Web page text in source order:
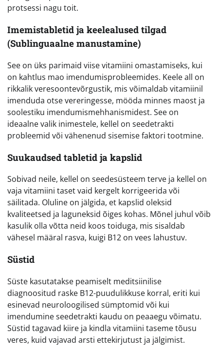
protsessi nagu toit.
Imemistabletid ja keelealused tilgad
(Sublinguaalne manustamine)
See on üks parimaid viise vitamiini omastamiseks, kui
on kahtlus mao imendumisprobleemides. Keele all on
rikkalik veresoontevõrgustik, mis võimaldab vitamiinil
imenduda otse vereringesse, mööda minnes maost ja
soolestiku imendumismehhanismidest. See on
ideaalne valik inimestele, kellel on seedetrakti
probleemid või vähenenud sisemise faktori tootmine.
Suukaudsed tabletid ja kapslid
Sobivad neile, kellel on seedesüsteem terve ja kellel on
vaja vitamiini taset vaid kergelt korrigeerida või
säilitada. Oluline on jälgida, et kapslid oleksid
kvaliteetsed ja laguneksid õiges kohas. Mõnel juhul võib
kasulik olla võtta neid koos toiduga, mis sisaldab
vähesel määral rasva, kuigi B12 on vees lahustuv.
Süstid
Süste kasutatakse peamiselt meditsiinilise
diagnoositud raske B12-puudulikkuse korral, eriti kui
esinevad neuroloogilised sümptomid või kui
imendumine seedetrakti kaudu on peaaegu võimatu.
Süstid tagavad kiire ja kindla vitamiini taseme tõusu
veres, kuid vajavad arsti ettekirjutust ja jälgimist.